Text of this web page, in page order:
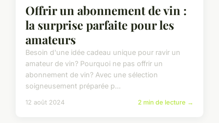
Offrir un abonnement de vin :
la surprise parfaite pour les
amateurs
Besoin d'une idée cadeau unique pour ravir un
amateur de vin? Pourquoi ne pas offrir un
abonnement de vin? Avec une sélection
soigneusement préparée p...
12 août 2024 2 min de lecture →